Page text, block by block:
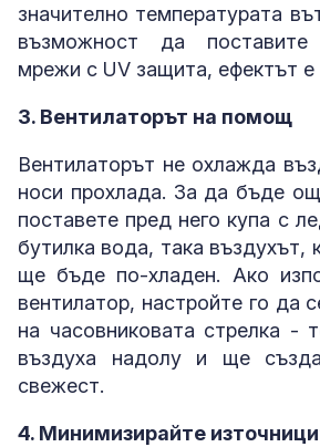
значително температурата
възможност да
мрежи с UV защита, ефектът
3. Вентилаторът на помощ
Вентилаторът не охлажда
носи прохлада. За да бъде
поставете пред него купа с
бутилка вода, така въздухът,
ще бъде по-хладен. Ако
вентилатор, настройте го да
на часовниковата стрелка -
въздуха надолу и ще
свежест.
4. Минимизирайте